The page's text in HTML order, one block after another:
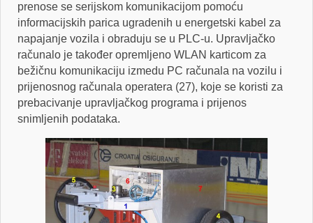
prenose se serijskom komunikacijom pomoću
informacijskih parica ugradenih u energetski kabel za
napajanje vozila i obraduju se u PLC-u. Upravljačko
računalo je također opremljeno WLAN karticom za
bežičnu komunikaciju izmedu PC računala na vozilu i
prijenosnog računala operatera (27), koje se koristi za
prebacivanje upravljačkog programa i prijenos
snimljenih podataka.